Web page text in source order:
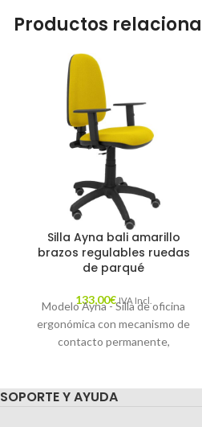
Productos
Silla Ayna bali amarillo
brazos regulables ruedas
de parqué
133,00€ IVA Incl.
Modelo Ayna - Silla de oficina
ergonómica con mecanismo de
contacto permanente,
tapizados en tejido BALI color
SOPORTE Y AYUDA